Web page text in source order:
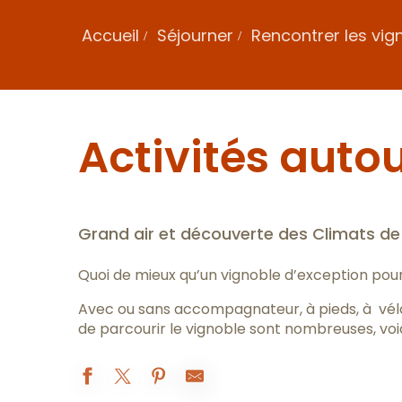
Accueil Séjourner Rencontrer les
Activités
Grand air et découverte des Climats
Quoi de mieux qu’un vignoble d’exception
Avec ou sans accompagnateur, à pieds, à
de parcourir le vignoble sont nombreuses,